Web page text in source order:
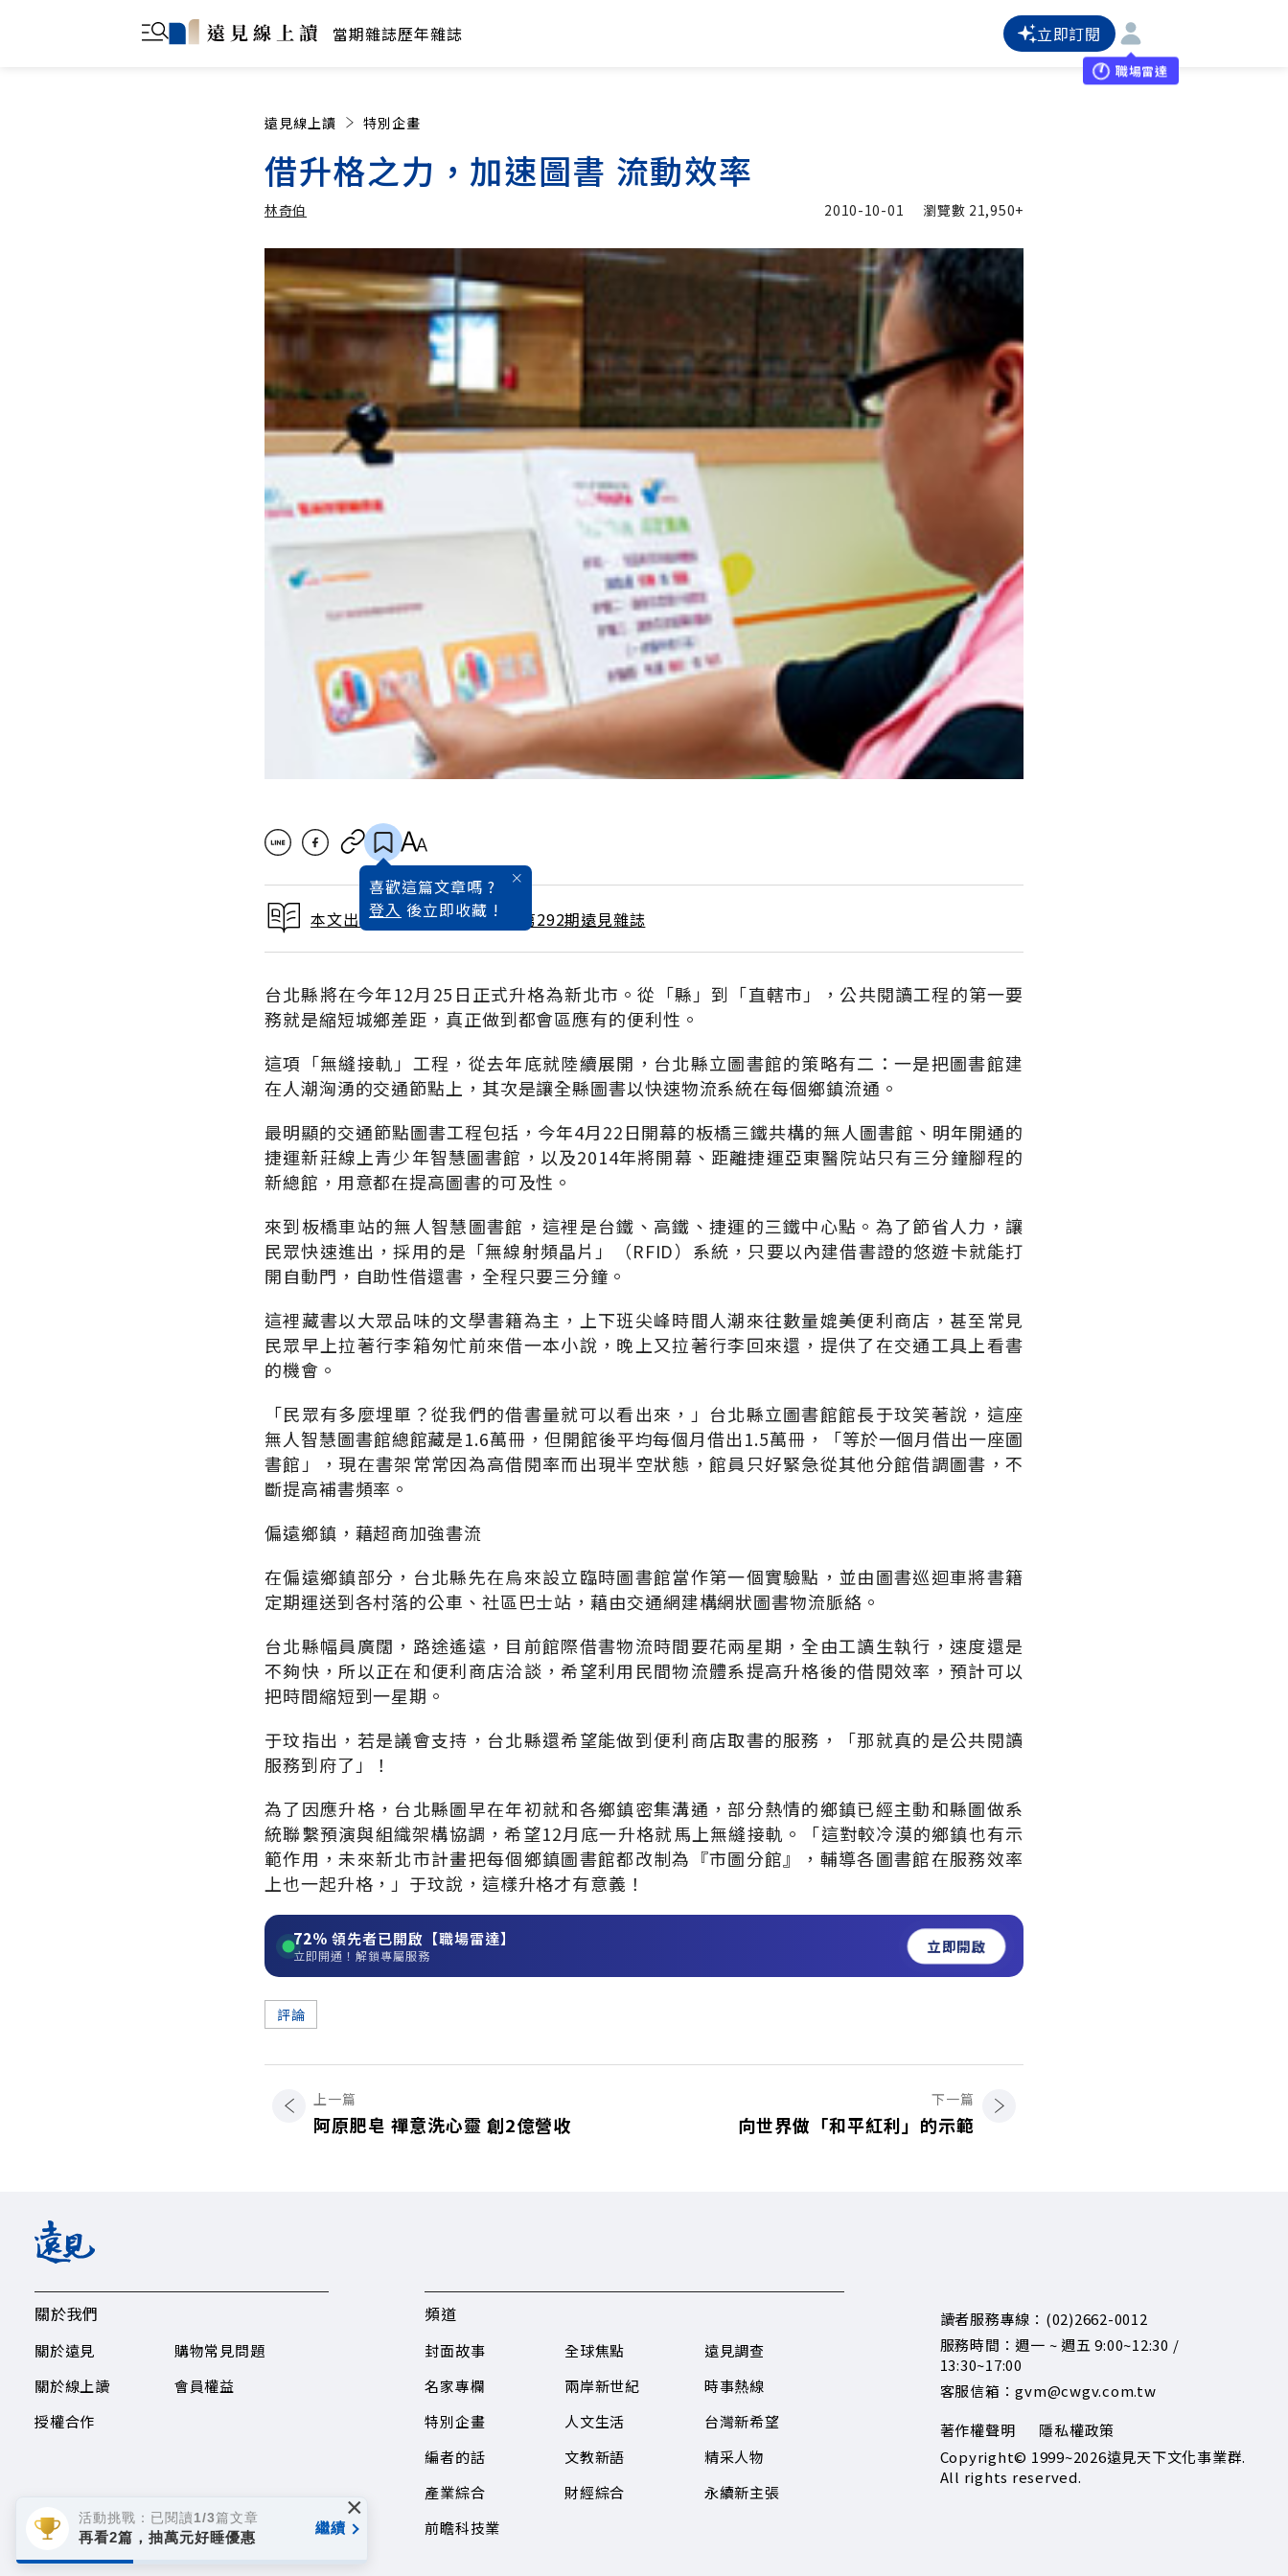
當期雜誌歷年雜誌 立即訂閱
職場雷達
遠見線上讀 特別企畫
借升格之力，加速圖書 流動效率
林奇伯
林奇伯
2010-10-01 瀏覽數 21,950+
喜歡這篇文章嗎 ?
登入 後立即收藏 !
本文出自 2010 / 10月號雜誌 第292期遠見雜誌
台北縣將在今年12月25日正式升格為新北市。從「縣」到「直轄市」，公共閱讀工程的第一要
務就是縮短城鄉差距，真正做到都會區應有的便利性。
這項「無縫接軌」工程，從去年底就陸續展開，台北縣立圖書館的策略有二：一是把圖書館建
在人潮洶湧的交通節點上，其次是讓全縣圖書以快速物流系統在每個鄉鎮流通。
最明顯的交通節點圖書工程包括，今年4月22日開幕的板橋三鐵共構的無人圖書館、明年開通的
捷運新莊線上青少年智慧圖書館，以及2014年將開幕、距離捷運亞東醫院站只有三分鐘腳程的
新總館，用意都在提高圖書的可及性。
來到板橋車站的無人智慧圖書館，這裡是台鐵、高鐵、捷運的三鐵中心點。為了節省人力，讓
民眾快速進出，採用的是「無線射頻晶片」（RFID）系統，只要以內建借書證的悠遊卡就能打
開自動門，自助性借還書，全程只要三分鐘。
這裡藏書以大眾品味的文學書籍為主，上下班尖峰時間人潮來往數量媲美便利商店，甚至常見
民眾早上拉著行李箱匆忙前來借一本小說，晚上又拉著行李回來還，提供了在交通工具上看書
的機會。
「民眾有多麼埋單？從我們的借書量就可以看出來，」台北縣立圖書館館長于玟笑著說，這座
無人智慧圖書館總館藏是1.6萬冊，但開館後平均每個月借出1.5萬冊，「等於一個月借出一座圖
書館」，現在書架常常因為高借閱率而出現半空狀態，館員只好緊急從其他分館借調圖書，不
斷提高補書頻率。
偏遠鄉鎮，藉超商加強書流
在偏遠鄉鎮部分，台北縣先在烏來設立臨時圖書館當作第一個實驗點，並由圖書巡迴車將書籍
定期運送到各村落的公車、社區巴士站，藉由交通網建構網狀圖書物流脈絡。
台北縣幅員廣闊，路途遙遠，目前館際借書物流時間要花兩星期，全由工讀生執行，速度還是
不夠快，所以正在和便利商店洽談，希望利用民間物流體系提高升格後的借閱效率，預計可以
把時間縮短到一星期。
于玟指出，若是議會支持，台北縣還希望能做到便利商店取書的服務，「那就真的是公共閱讀
服務到府了」！
為了因應升格，台北縣圖早在年初就和各鄉鎮密集溝通，部分熱情的鄉鎮已經主動和縣圖做系
統聯繫預演與組織架構協調，希望12月底一升格就馬上無縫接軌。「這對較冷漠的鄉鎮也有示
範作用，未來新北市計畫把每個鄉鎮圖書館都改制為『市圖分館』，輔導各圖書館在服務效率
上也一起升格，」于玟說，這樣升格才有意義！
72% 領先者已開啟【職場雷達】
立即開通！解鎖專屬服務 立即開啟
評論
上一篇
阿原肥皂 禪意洗心靈 創2億營收
下一篇
向世界做「和平紅利」的示範
關於我們
關於遠見
關於線上讀
授權合作
購物常見問題
會員權益
頻道
封面故事
名家專欄
特別企畫
編者的話
產業綜合
前瞻科技業
全球焦點
兩岸新世紀
人文生活
文教新語
財經綜合
遠見調查
時事熱線
台灣新希望
精采人物
永續新主張
讀者服務專線：(02)2662-0012
服務時間：週一 ~ 週五 9:00~12:30 /
13:30~17:00
客服信箱：gvm@cwgv.com.tw
著作權聲明
隱私權政策
Copyright© 1999~2026遠見天下文化事業群.
All rights reserved.
活動挑戰：已閱讀1/3篇文章
再看2篇，抽萬元好睡優惠
繼續
×